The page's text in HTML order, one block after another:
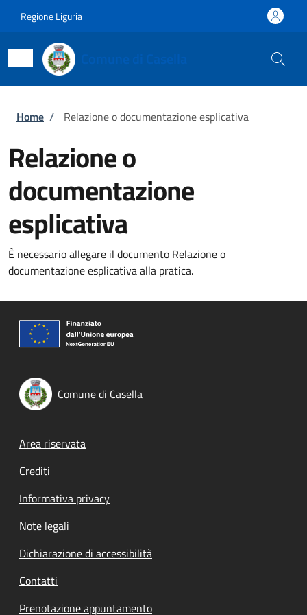
Regione Liguria
Briciole di pane
Home / Relazione o documentazione esplicativa
Relazione o
documentazione
esplicativa
È necessario allegare il documento Relazione o
documentazione esplicativa alla pratica.
Comune di Casella
Footer menu
Area riservata
Crediti
Informativa privacy
Note legali
Dichiarazione di accessibilità
Contatti
Prenotazione appuntamento